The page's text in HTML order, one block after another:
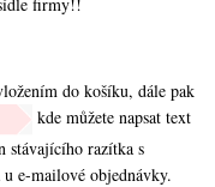
do košíku, dále pak
kde můžete napsat text
stávajícího razítka s
e-mailové objednávky.